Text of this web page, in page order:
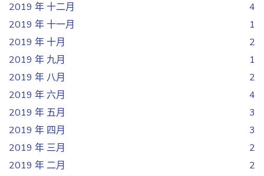
2019 年 十二月
4
2019 年 十一月
1
2019 年 十月
2
2019 年 九月
1
2019 年 八月
2
2019 年 六月
4
2019 年 五月
3
2019 年 四月
3
2019 年 三月
2
2019 年 二月
2